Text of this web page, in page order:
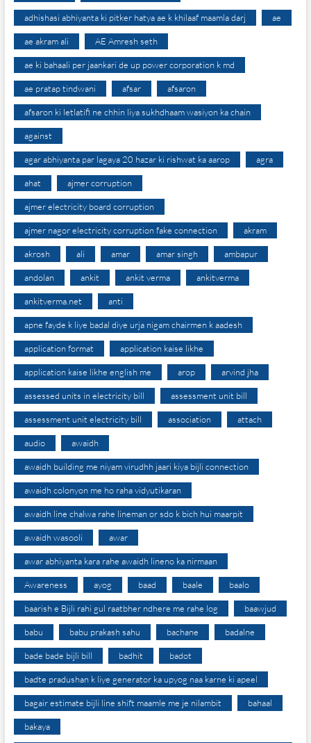
adhishasi abhiyanta ki pitker hatya ae k khilaaf maamla darj ae
ae akram ali AE Amresh seth
ae ki bahaali per jaankari de up power corporation k md
ae pratap tindwani afsar afsaron
afsaron ki letlatifi ne chhin liya sukhdhaam wasiyon ka chain
against
agar abhiyanta par lagaya 20 hazar ki rishwat ka aarop agra
ahat ajmer corruption
ajmer electricity board corruption
ajmer nagor electricity corruption fake connection akram
akrosh ali amar amar singh ambapur
andolan ankit ankit verma ankitverma
ankitverma.net anti
apne fayde k liye badal diye urja nigam chairmen k aadesh
application format application kaise likhe
application kaise likhe english me arop arvind jha
assessed units in electricity bill assessment unit bill
assessment unit electricity bill association attach
audio awaidh
awaidh building me niyam virudhh jaari kiya bijli connection
awaidh colonyon me ho raha vidyutikaran
awaidh line chalwa rahe lineman or sdo k bich hui maarpit
awaidh wasooli awar
awar abhiyanta kara rahe awaidh lineno ka nirmaan
Awareness ayog baad baale baalo
baarish e Bijli rahi gul raatbher ndhere me rahe log baawjud
babu babu prakash sahu bachane badalne
bade bade bijli bill badhit badot
badte pradushan k liye generator ka upyog naa karne ki apeel
bagair estimate bijli line shift maamle me je nilambit bahaal
bakaya